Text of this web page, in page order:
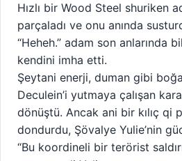
Hızlı bir Wood Steel shuriken
parçaladı ve onu anında
“Heheh.” adam son anlarında
kendini imha etti.
Şeytani enerji, duman gibi
Deculein’i yutmaya çalışan
dönüştü. Ancak ani bir kılıç qi
dondurdu, Şövalye Yulie’nin
“Bu koordineli bir terörist